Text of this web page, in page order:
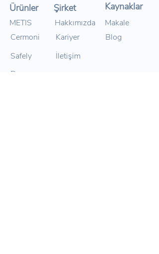
Ürünler Şirket Kaynaklar
METIS Hakkımızda
Makale
Cermoni
Kariyer
Blog
Safely
İletişim
Duma